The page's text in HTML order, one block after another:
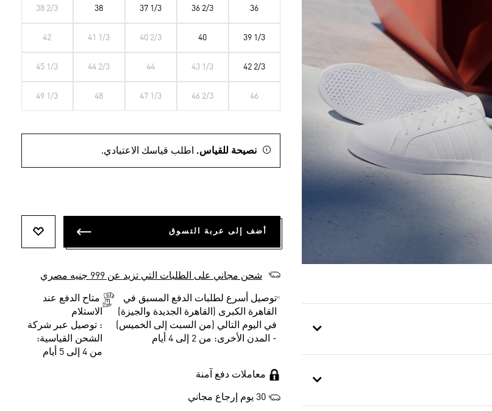
36
36 2/3
37 1/3
38
38 2/3
39 1/3
40
40 2/3
41 1/3
42
42 2/3
43 1/3
44
44 2/3
45 1/3
46
46 2/3
47 1/3
48
49 1/3
نصيحة للقياس. اطلب قياسك الاعتيادي.
أضف إلى عربة التسوق
شحن مجاني على الطلبات التي تزيد عن 999 جنيه مصري
توصيل أسرع لطلبات الدفع المسبق في
القاهرة الكبرى (القاهرة الجديدة والجيزة)
في اليوم التالي (من السبت إلى الخميس)
- المدن الأخرى: من 2 إلى 4 أيام
متاح الدفع عند
الاستلام
: توصيل عبر شركة
الشحن القياسية:
من 4 إلى 5 أيام
معاملات دفع آمنة
30 يوم إرجاع مجاني